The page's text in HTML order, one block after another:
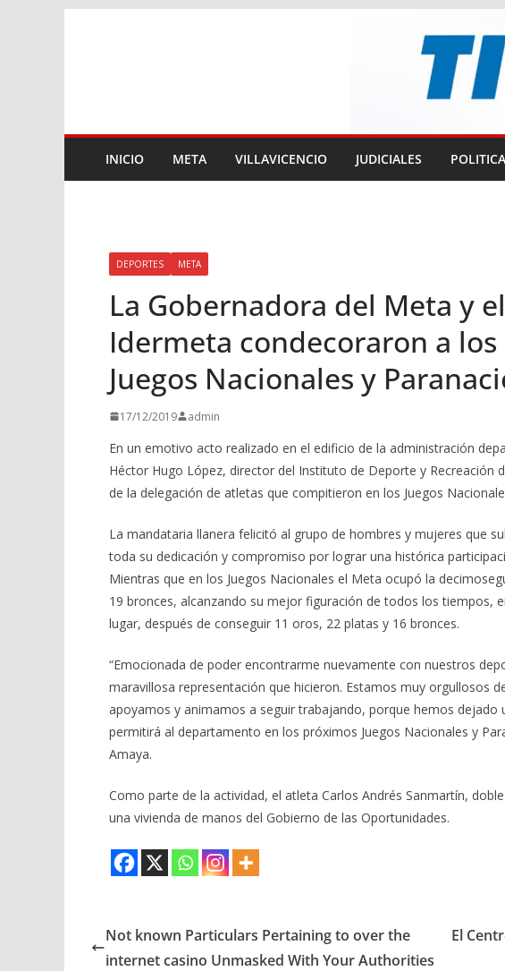
INICIO META VILLAVICENCIO JUDICIALES POLITICA
DEPORTES META
La Gobernadora del Meta y
Idermeta condecoraron a
Juegos Nacionales y
17/12/2019 admin
En un emotivo acto realizado en el edificio de la administración
Héctor Hugo López, director del Instituto de Deporte y Recreación
de la delegación de atletas que compitieron en los Juegos
La mandataria llanera felicitó al grupo de hombres y mujeres que
toda su dedicación y compromiso por lograr una histórica
Mientras que en los Juegos Nacionales el Meta ocupó la
19 bronces, alcanzando su mejor figuración de todos los tiempos,
lugar, después de conseguir 11 oros, 22 platas y 16 bronces.
“Emocionada de poder encontrarme nuevamente con nuestros
maravillosa representación que hicieron. Estamos muy orgullosos
apoyamos y animamos a seguir trabajando, porque hemos dejado
permitirá al departamento en los próximos Juegos Nacionales y
Amaya.
Como parte de la actividad, el atleta Carlos Andrés Sanmartín,
una vivienda de manos del Gobierno de las Oportunidades.
Not known Particulars Pertaining to over the
internet casino Unmasked With Your Authorities
El